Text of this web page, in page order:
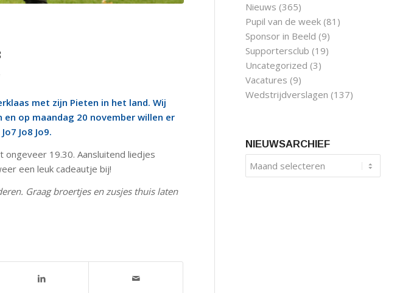
met zijn Pieten in het land. Wij
op maandag 20 november willen er
Jo8 Jo9.
ongeveer 19.30. Aansluitend liedjes
een leuk cadeautje bij!
Graag broertjes en zusjes thuis laten
Nieuws (365)
Pupil van de week(81)
Sponsor in Beeld (9)
Supportersclub (19)
Uncategorized (3)
Vacatures (9)
Wedstrijdverslagen (137)
NIEUWSARCHIEF